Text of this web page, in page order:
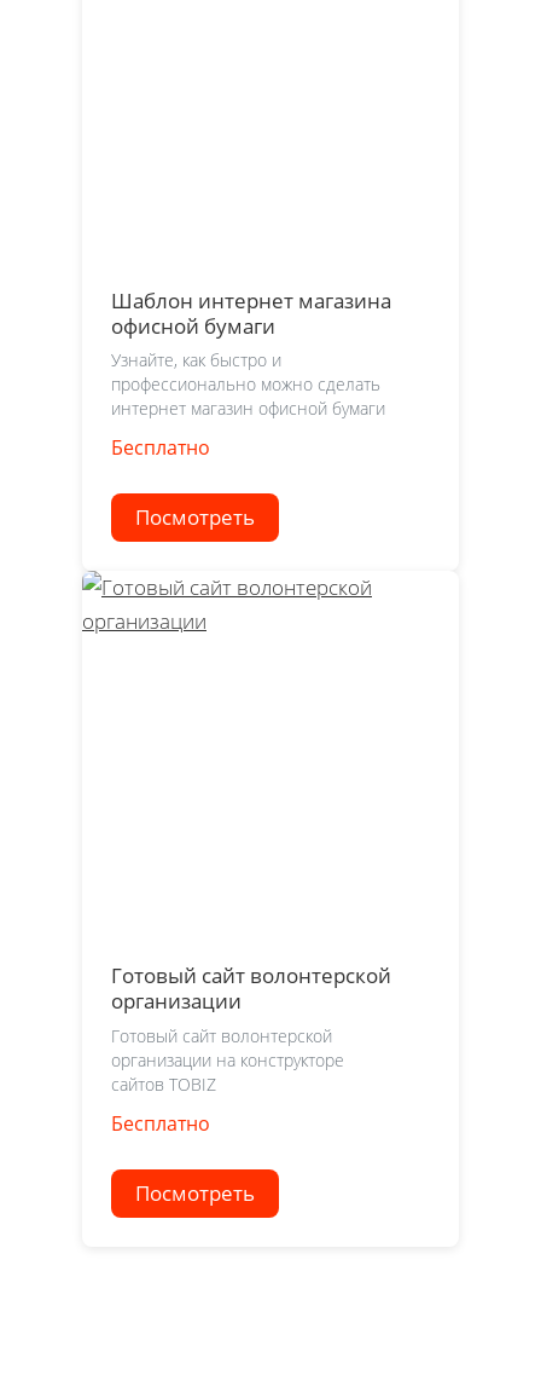
Шаблон интернет магазина
офисной бумаги
Узнайте, как быстро и
профессионально можно сделать
интернет магазин офисной бумаги
Бесплатно
Посмотреть
Готовый сайт волонтерской
организации
Готовый сайт волонтерской
организации на конструкторе
сайтов TOBIZ
Бесплатно
Посмотреть